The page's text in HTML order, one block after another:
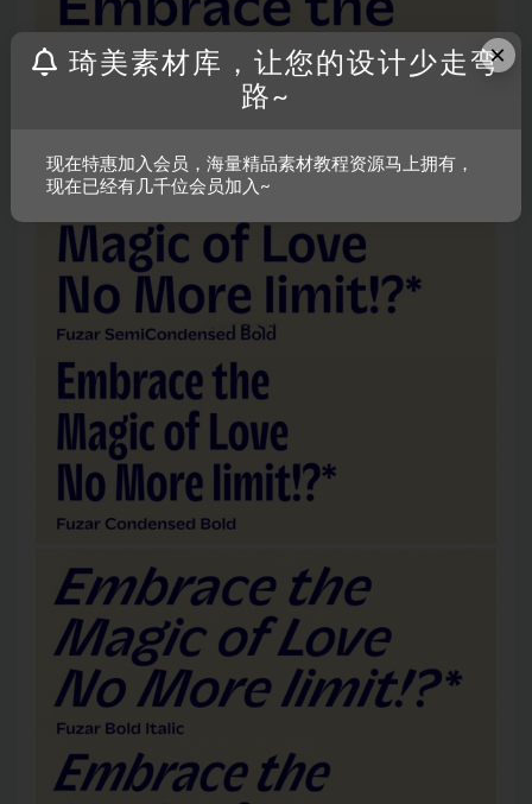
×
琦美素材库，让您的设计少走弯
路~
现在特惠加入会员，海量精品素材教程资源马上拥有，
现在已经有几千位会员加入~